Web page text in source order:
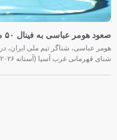
صعود هومر عباسی به فینال ۵۰ متر کرال پشت مسابقات غرب آسیا
شنای قهرمانی غرب آسیا (آستانه ۲۰۲۶) با ثبت زمان ۲۵.۶۷ ثانیه در جایگاه نخست قرار